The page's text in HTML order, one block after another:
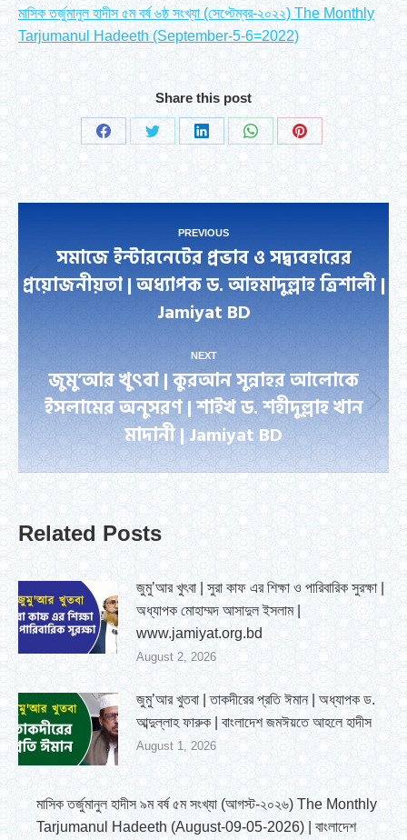
মাসিক তর্জুমানুল হাদীস ৫ম বর্ষ ৬ষ্ঠ সংখ্যা (সেপ্টেম্বর-২০২২) The Monthly
Tarjumanul Hadeeth (September-5-6=2022)
Share this post
Share
on
Facebook
Share
on
Twitter
Share
on
LinkedIn
Share
WhatsApp
Share
on
Pinterest
navigation
PREVIOUS
Previous
post:
সমাজে ইন্টারনেটের প্রভাব ও সদ্ব্যবহারের
প্রয়োজনীয়তা | অধ্যাপক ড. আহমাদুল্লাহ ত্রিশালী |
Jamiyat BD
NEXT
Next
post:
জুমু’আর খুৎবা | কুরআন সুন্নাহর আলোকে
ইসলামের অনুসরণ | শাইখ ড. শহীদুল্লাহ খান
মাদানী | Jamiyat BD
Related Posts
জুমু’আর খুৎবা | সুরা কাফ এর শিক্ষা ও পারিবারিক সুরক্ষা |
অধ্যাপক মোহাম্মদ আসাদুল ইসলাম |
www.jamiyat.org.bd
August 2, 2026
জুমু’আর খুতবা | তাকদীরের প্রতি ঈমান | অধ্যাপক ড.
আব্দুল্লাহ ফারুক | বাংলাদেশ জমঈয়তে আহলে হাদীস
August 1, 2026
মাসিক তর্জুমানুল হাদীস ৯ম বর্ষ ৫ম সংখ্যা (আগস্ট-২০২৬) The Monthly
Tarjumanul Hadeeth (August-09-05-2026) | বাংলাদেশ